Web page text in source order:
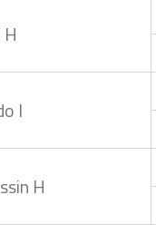
I
H